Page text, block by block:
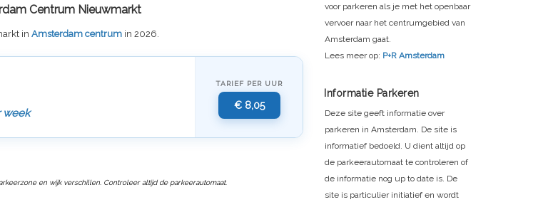
Centrum Nieuwmarkt
in Amsterdam centrum in 2026.
week
TARIEF PER UUR
€ 8,05
en wijk verschillen. Controleer altijd de parkeerautomaat.
voor parkeren als je met het openbaar
vervoer naar het centrumgebied van
Amsterdam gaat.
Lees meer op: P+R Amsterdam
Informatie Parkeren
Deze site geeft informatie over
parkeren in Amsterdam. De site is
informatief bedoeld. U dient altijd op
de parkeerautomaat te controleren of
de informatie nog up to date is. De
site is particulier initiatief en wordt